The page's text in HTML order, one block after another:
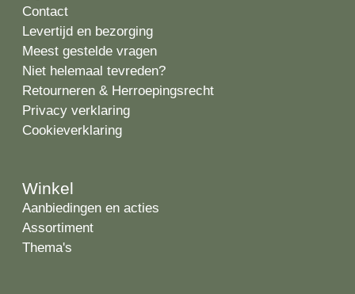
Contact
Levertijd en bezorging
Meest gestelde vragen
Niet helemaal tevreden?
Retourneren & Herroepingsrecht
Privacy verklaring
Cookieverklaring
Winkel
Aanbiedingen en acties
Assortiment
Thema's